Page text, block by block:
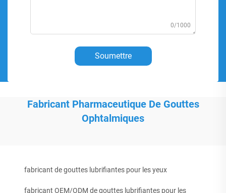
0/1000
Soumettre
Fabricant Pharmaceutique De Gouttes
Ophtalmiques
fabricant de gouttes lubrifiantes pour les yeux
fabricant OEM/ODM de gouttes lubrifiantes pour les